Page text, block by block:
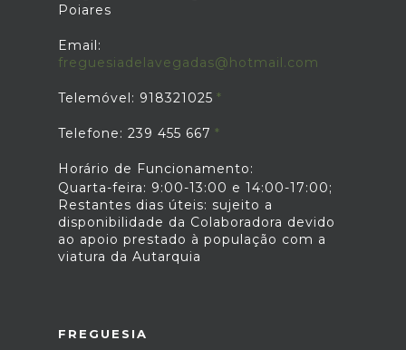
Poiares
Email:
freguesiadelavegadas@hotmail.com
Telemóvel: 918321025
Telefone: 239 455 667
Horário de Funcionamento:
Quarta-feira: 9:00-13:00 e 14:00-17:00;
Restantes dias úteis: sujeito a
disponibilidade da Colaboradora devido
ao apoio prestado à população com a
viatura da Autarquia
FREGUESIA